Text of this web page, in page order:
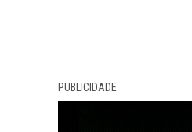
PUBLICIDADE